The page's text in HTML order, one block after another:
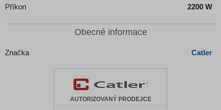
Příkon
2200 W
Obecné informace
Značka Catler
AUTORIZOVANÝ PRODEJCE